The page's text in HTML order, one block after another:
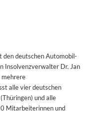
deutschen Automobil-
Insolvenzverwalter Dr. Jan
mehrere
alle vier deutschen
und alle
Mitarbeiterinnen und